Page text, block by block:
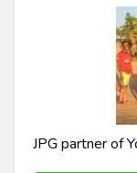
JPG partner of